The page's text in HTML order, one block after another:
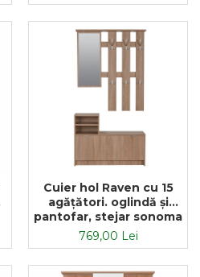
Cuier hol Raven cu 15
agățători. oglindă și
pantofar, stejar sonoma
100x192cm
769,00 Lei